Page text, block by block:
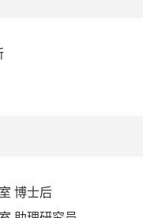
室 博士后